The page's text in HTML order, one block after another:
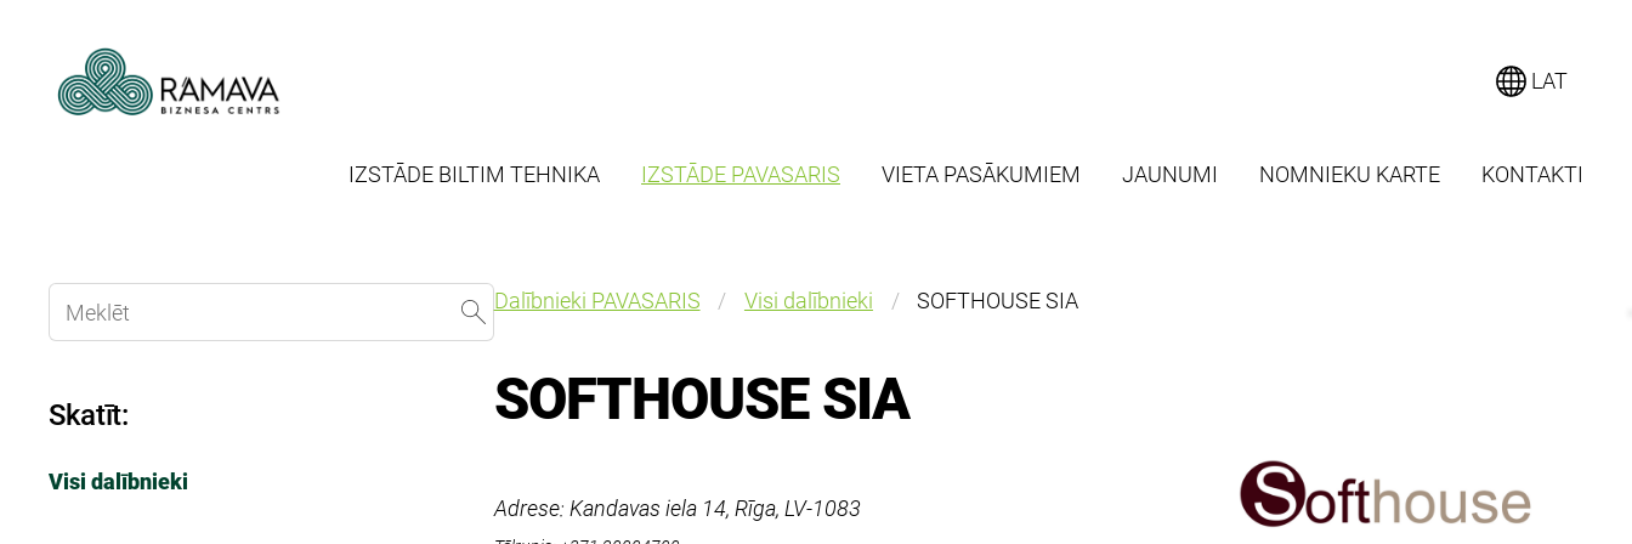
IZSTĀDE BILTIM TEHNIKA IZSTĀDE PAVASARIS VIETA PASĀKUMIEM JAUNUMI NOMNIEKU KARTE KONTAKTI
LAT
Skatīt:
Visi dalībnieki
Dalībnieki PAVASARIS Visi dalībnieki SOFTHOUSE SIA
SOFTHOUSE SIA
Adrese: Kandavas iela 14, Rīga, LV-1083